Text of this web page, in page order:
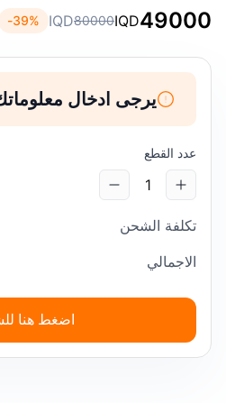
49000
IQD
80000
IQD
39%-
يرجى ادخال
عدد القطع
1
تكلفة الشحن
الاجمالي
اضغط هنا